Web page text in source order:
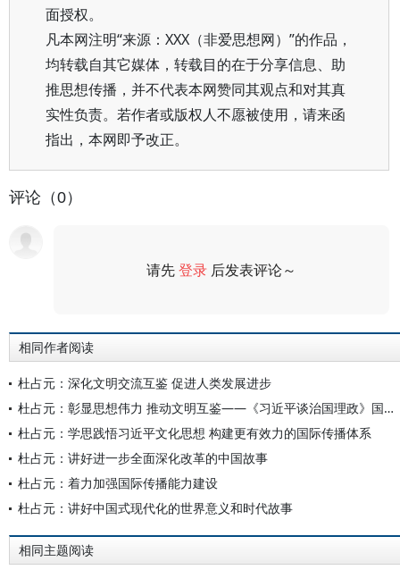
面授权。
凡本网注明“来源：XXX（非爱思想网）”的作品，
均转载自其它媒体，转载目的在于分享信息、助
推思想传播，并不代表本网赞同其观点和对其真
实性负责。若作者或版权人不愿被使用，请来函
指出，本网即予改正。
评论（0）
请先登录 后发表评论～
相同作者阅读
杜占元：深化文明交流互鉴 促进人类发展进步
杜占元：彰显思想伟力 推动文明互鉴——《习近平谈治国理政》国际传播的实践与启示
杜占元：学思践悟习近平文化思想 构建更有效力的国际传播体系
杜占元：讲好进一步全面深化改革的中国故事
杜占元：着力加强国际传播能力建设
杜占元：讲好中国式现代化的世界意义和时代故事
相同主题阅读